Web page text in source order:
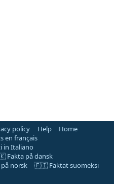
policy Help
Home
en français
Italiano
Fakta på dansk
norsk
🇫🇮 Faktat suomeksi